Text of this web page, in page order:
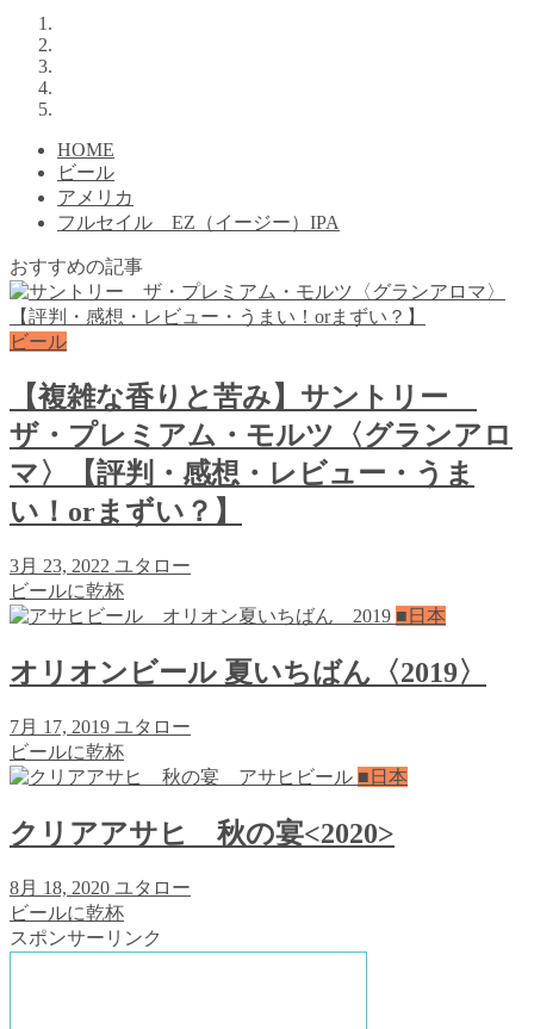
HOME
ビール
アメリカ
フルセイル EZ（イージー）IPA
おすすめの記事
ビール
【複雑な香りと苦み】サントリー
ザ・プレミアム・モルツ〈グランアロ
マ〉【評判・感想・レビュー・うま
い！orまずい？】
3月 23, 2022 ユタロー
ビールに乾杯
■日本
オリオンビール 夏いちばん〈2019〉
7月 17, 2019 ユタロー
ビールに乾杯
■日本
クリアアサヒ 秋の宴<2020>
8月 18, 2020 ユタロー
ビールに乾杯
スポンサーリンク